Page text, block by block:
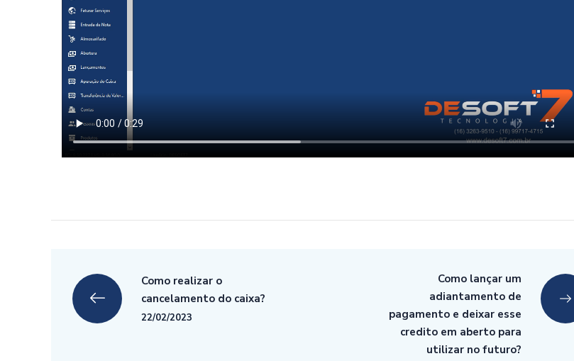
Como realizar o
cancelamento do caixa?
22/02/2023
Como lançar um
adiantamento de
pagamento e deixar esse
credito em aberto para
utilizar no futuro?